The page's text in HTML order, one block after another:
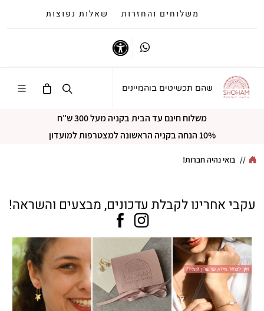
משלוחים והחזרות שאלות נפוצות
Whatsapp
שהם תכשיטים בוהמיינים
משלוח חינם עד הבית בקניה מעל 300 ש"ח
10% הנחה בקניה הראשונה למצטרפות למועדון
// בואי נהיה חברות!
עקבי אחרינו לקבלת עדכונים, מבצעים והשראה!